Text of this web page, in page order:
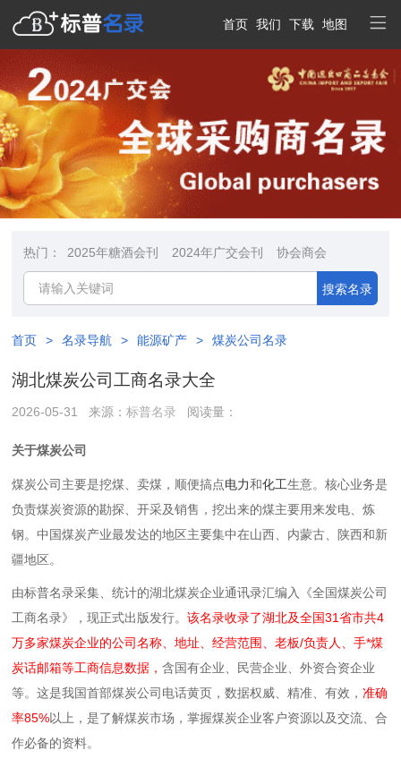
首页 我们 下载 地图
热门： 2025年糖酒会刊 2024年广交会刊 协会商会
搜索名录
首页 > 名录导航 > 能源矿产 > 煤炭公司名录
湖北煤炭公司工商名录大全
2026-05-31 来源：标普名录 阅读量：
关于煤炭公司
煤炭公司主要是挖煤、卖煤，顺便搞点电力和化工生意。核心业务是
负责煤炭资源的勘探、开采及销售，挖出来的煤主要用来发电、炼
钢。中国煤炭产业最发达的地区主要集中在山西、内蒙古、陕西和新
疆地区。
由标普名录采集、统计的湖北煤炭企业通讯录汇编入《全国煤炭公司
工商名录》，现正式出版发行。该名录收录了湖北及全国31省市共4
万多家煤炭企业的公司名称、地址、经营范围、老板/负责人、手*煤
炭话邮箱等工商信息数据，含国有企业、民营企业、外资合资企业
等。这是我国首部煤炭公司电话黄页，数据权威、精准、有效，准确
率85%以上，是了解煤炭市场，掌握煤炭企业客户资源以及交流、合
作必备的资料。